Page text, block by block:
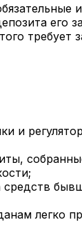
его
требует
и
средств
легко